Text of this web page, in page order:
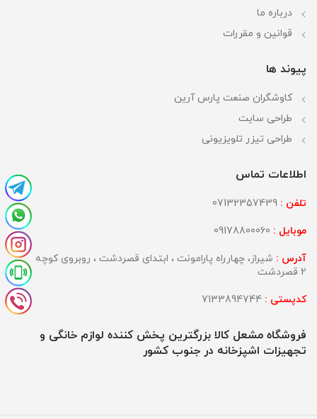
درباره ما
قوانین و مقررات
پیوند ها
کاوشگران صنعت پارس آرین
طراحی سایت
طراحی تیزر تلویزیونی
اطلاعات تماس
تلفن :
موبایل :
آدرس : شیراز، چهارراه پارامونت ، ابتدای قصردشت ، روبروی کوچه
2 قصردشت
کدپستی :
فروشگاه مشعل کالا بزرگترین پخش کننده لوازم خانگی و
تجهیزات اشپزخانه در جنوب کشور